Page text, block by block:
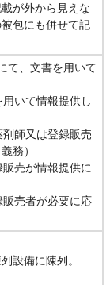
が外から見えな
包にも併せて記
て、文書を用いて
いて情報提供し
師又は登録販売
務）
売が情報提供に
売者が必要に応
設備に陳列。